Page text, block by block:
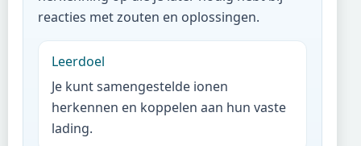
reacties met zouten en oplossingen.
Leerdoel
Je kunt samengestelde ionen
herkennen en koppelen aan hun vaste
lading.